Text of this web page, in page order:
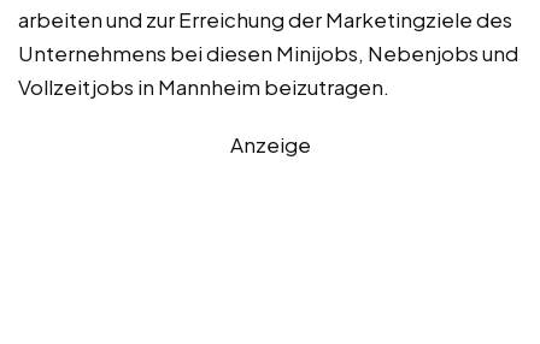
arbeiten und zur Erreichung der Marketingziele des
Unternehmens bei diesen Minijobs, Nebenjobs und
Vollzeitjobs in Mannheim beizutragen.
Anzeige